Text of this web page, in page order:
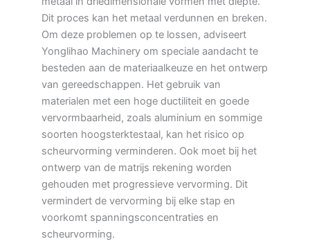
Dit proces kan het metaal verdunnen en breken.
Om deze problemen op te lossen, adviseert
Yonglihao Machinery om speciale aandacht te
besteden aan de materiaalkeuze en het ontwerp
van gereedschappen. Het gebruik van
materialen met een hoge ductiliteit en goede
vervormbaarheid, zoals aluminium en sommige
soorten hoogsterktestaal, kan het risico op
scheurvorming verminderen. Ook moet bij het
ontwerp van de matrijs rekening worden
gehouden met progressieve vervorming. Dit
vermindert de vervorming bij elke stap en
voorkomt spanningsconcentraties en
scheurvorming.